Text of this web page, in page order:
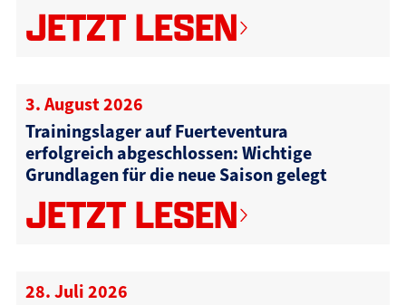
JETZT LESEN
3. August 2026
Trainingslager auf Fuerteventura
erfolgreich abgeschlossen: Wichtige
Grundlagen für die neue Saison gelegt
JETZT LESEN
28. Juli 2026